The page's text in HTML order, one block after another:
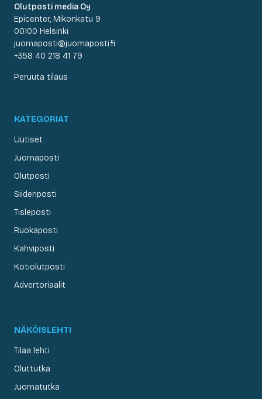
Olutposti media Oy
Epicenter, Mikonkatu 9
00100 Helsinki
juomaposti@juomaposti.fi
+358 40 218 41 79
Peruuta tilaus
KATEGORIAT
Uutiset
Juomaposti
Olutposti
Siideriposti
Tisleposti
Ruokaposti
Kahviposti
Kotiolutposti
Advertoriaalit
NÄKÖISLEHTI
Tilaa lehti
Oluttutka
Juomatutka